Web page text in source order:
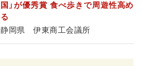
国」が優秀賞 食べ歩きで周遊性高め
る
静岡県 伊東商工会議所